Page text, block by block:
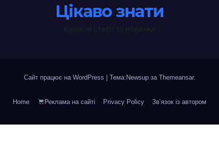
Цікаво знати
Сайт працює на WordPress | Тема:Newsup за Themeansar.
Home Реклама на сайті Privacy Policy Зв’язок із автором